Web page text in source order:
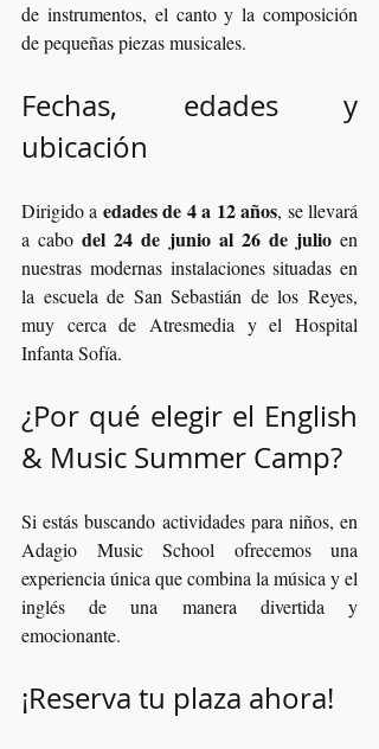
de instrumentos, el canto y la composición
de pequeñas piezas musicales.
Fechas, edades y
ubicación
Dirigido a edades de 4 a 12 años, se llevará
a cabo del 24 de junio al 26 de julio en
nuestras modernas instalaciones situadas en
la escuela de San Sebastián de los Reyes,
muy cerca de Atresmedia y el Hospital
Infanta Sofía.
¿Por qué elegir el English
& Music Summer Camp?
Si estás buscando actividades para niños, en
Adagio Music School ofrecemos una
experiencia única que combina la música y el
inglés de una manera divertida y
emocionante.
¡Reserva tu plaza ahora!